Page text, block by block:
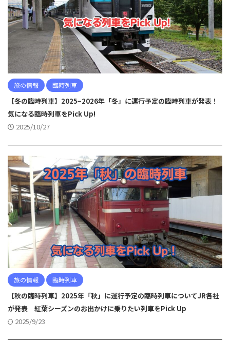
旅の情報 臨時列車
【冬の臨時列車】2025−2026年「冬」に運行予定の臨時列車が発表！
気になる臨時列車をPick Up!
2025/10/27
旅の情報 臨時列車
【秋の臨時列車】2025年「秋」に運行予定の臨時列車についてJR各社
が発表 紅葉シーズンのお出かけに乗りたい列車をPick Up
2025/9/23